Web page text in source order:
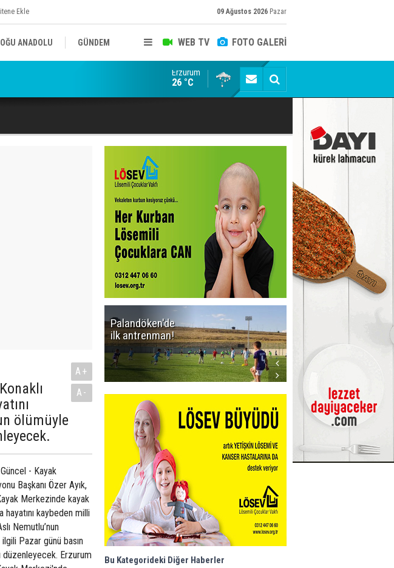
Ekle 09 Ağustos 2026 Pazar
WEB TV FOTO GALERİ
ANADOLU GÜNDEM
Kaptan Yumlu piknikte!
Erzurum
26 °C
ölümüyle
A+
A-
- Kayak
Başkanı Özer Ayık,
Merkezinde kayak
hayatını kaybeden milli
Nemutlu’nun
Pazar günü basın
düzenleyecek. Erzurum
Palandöken'de
ilk antrenman!
Bu Kategorideki Diğer Haberler